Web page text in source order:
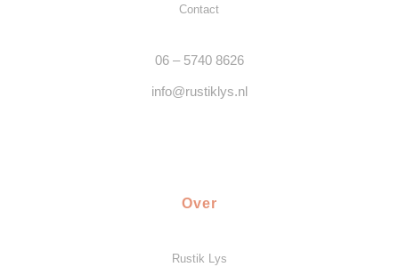
Contact
06 – 5740 8626
info@rustiklys.nl
Over
Rustik Lys